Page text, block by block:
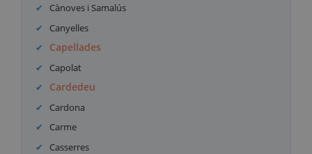
Cànoves i Samalús
Canyelles
Capellades
Capolat
Cardedeu
Cardona
Carme
Casserres